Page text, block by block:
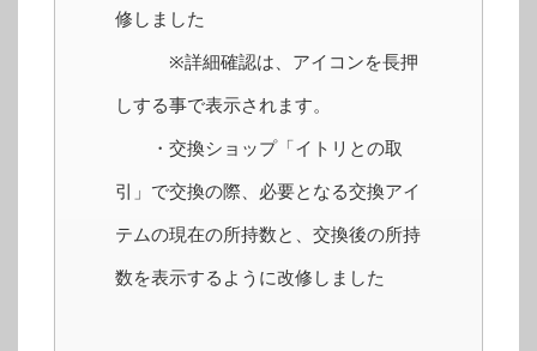
修しました
※詳細確認は、アイコンを長押
しする事で表示されます。
・交換ショップ「イトリとの取
引」で交換の際、必要となる交換アイ
テムの現在の所持数と、交換後の所持
数を表示するように改修しました